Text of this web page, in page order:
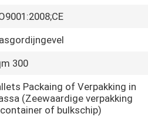
300
Packaing of Verpakking in
(Zeewaardige verpakking
of bulkschip)